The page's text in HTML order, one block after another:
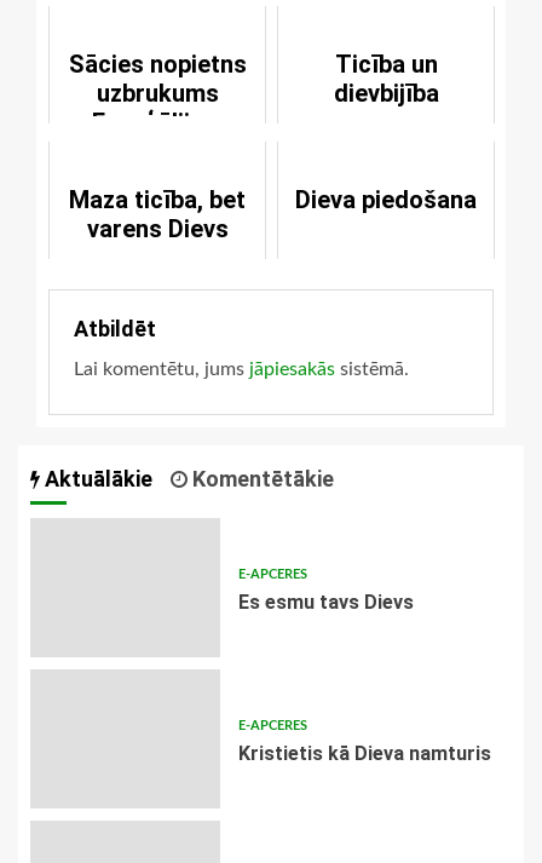
Sācies nopietns
uzbrukums
Evaņģēlijam
Ticība un
dievbijība
Maza ticība, bet
varens Dievs
Dieva piedošana
Atbildēt
Lai komentētu, jums jāpiesakās sistēmā.
Aktuālākie Komentētākie
E-APCERES
Es esmu tavs Dievs
E-APCERES
Kristietis kā Dieva namturis